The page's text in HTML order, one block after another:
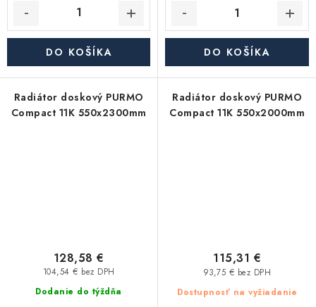
DO KOŠÍKA DO KOŠÍKA
Radiátor doskový PURMO
Compact 11K 550x2300mm
Dodanie do týždňa
104,54 € bez DPH
128,58 €
Radiátor doskový PURMO
Compact 11K 550x2000mm
Dostupnosť na vyžiadanie
93,75 € bez DPH
115,31 €